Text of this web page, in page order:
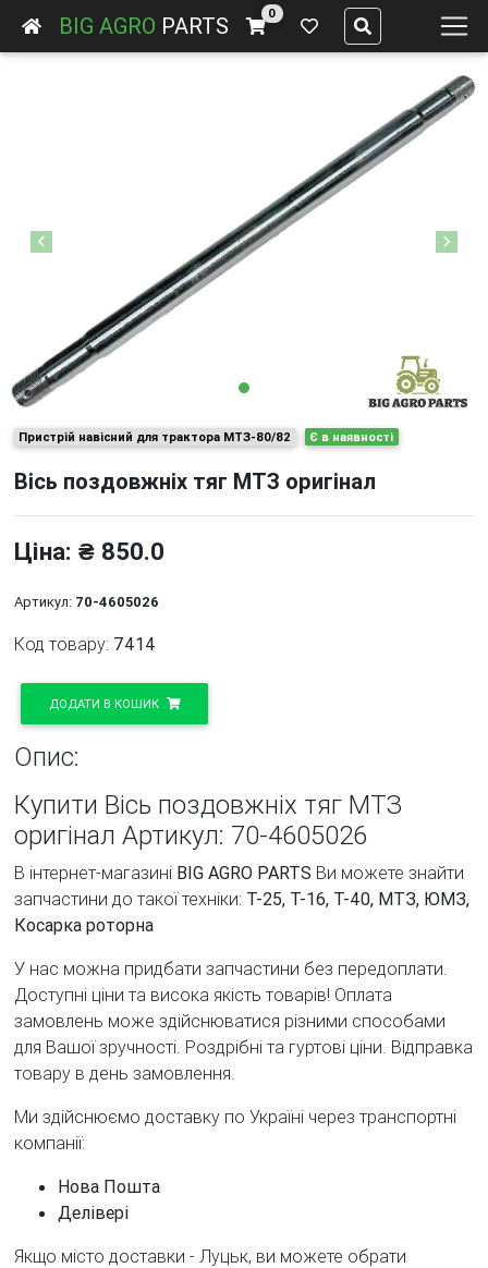
BIG AGRO PARTS 0
Previous Next
Пристрій навісний для трактора МТЗ-80/82 Є в наявності
Вісь поздовжніх тяг МТЗ оригінал
Ціна: ₴ 850.0
Артикул: 70-4605026
Код товару: 7414
ДОДАТИ В КОШИК
Опис:
Купити Вісь поздовжніх тяг МТЗ
оригінал Артикул: 70-4605026
В інтернет-магазині BIG AGRO PARTS Ви можете знайти
запчастини до такої техніки: Т-25, Т-16, Т-40, МТЗ, ЮМЗ,
Косарка роторна
У нас можна придбати запчастини без передоплати.
Доступні ціни та висока якість товарів! Оплата
замовлень може здійснюватися різними способами
для Вашої зручності. Роздрібні та гуртові ціни. Відправка
товару в день замовлення.
Ми здійснюємо доставку по Україні через транспортні
компанії:
Нова Пошта
Делівері
Якщо місто доставки - Луцьк, ви можете обрати